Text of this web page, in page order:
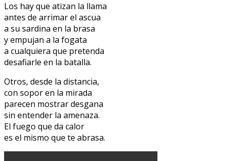
Los hay que atizan la llama
antes de arrimar el ascua
a su sardina en la brasa
y empujan a la fogata
a cualquiera que pretenda
desafiarle en la batalla.
Otros, desde la distancia,
con sopor en la mirada
parecen mostrar desgana
sin entender la amenaza.
El fuego que da calor
es el mismo que te abrasa.